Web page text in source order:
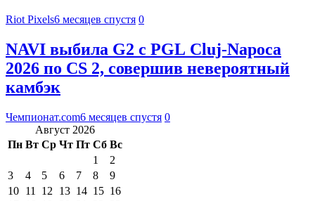
Riot Pixels6 месяцев спустя 0
NAVI выбила G2 с PGL Cluj-Napoca
2026 по CS 2, совершив невероятный
камбэк
Чемпионат.com6 месяцев спустя 0
Август 2026
Пн Вт Ср Чт Пт Сб Вс
1
2
3
4 5 6 7 8
9
10 11 12 13 14 15 16